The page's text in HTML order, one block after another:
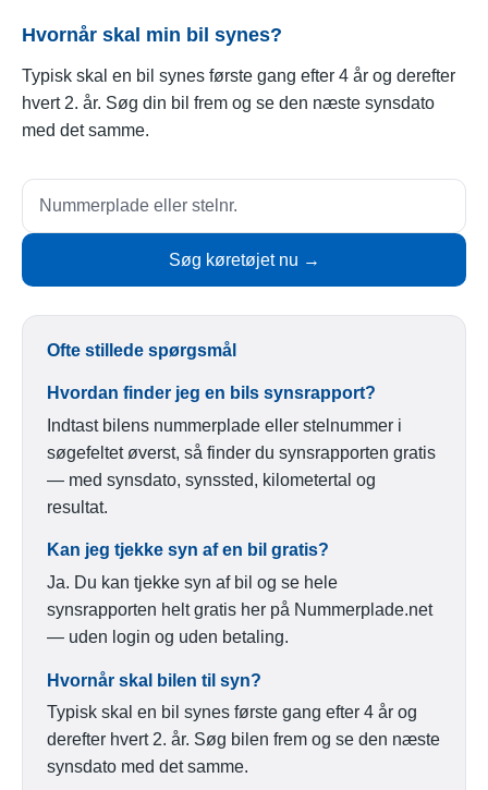
Hvornår skal min bil synes?
Typisk skal en bil synes første gang efter 4 år og derefter
hvert 2. år. Søg din bil frem og se den næste synsdato
med det samme.
Søg køretøjet nu →
Ofte stillede spørgsmål
Hvordan finder jeg en bils synsrapport?
Indtast bilens nummerplade eller stelnummer i
søgefeltet øverst, så finder du synsrapporten gratis
— med synsdato, synssted, kilometertal og
resultat.
Kan jeg tjekke syn af en bil gratis?
Ja. Du kan tjekke syn af bil og se hele
synsrapporten helt gratis her på Nummerplade.net
— uden login og uden betaling.
Hvornår skal bilen til syn?
Typisk skal en bil synes første gang efter 4 år og
derefter hvert 2. år. Søg bilen frem og se den næste
synsdato med det samme.